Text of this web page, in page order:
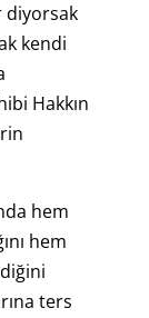
diyorsak
kendi
Hakkın
hem
hem
ters